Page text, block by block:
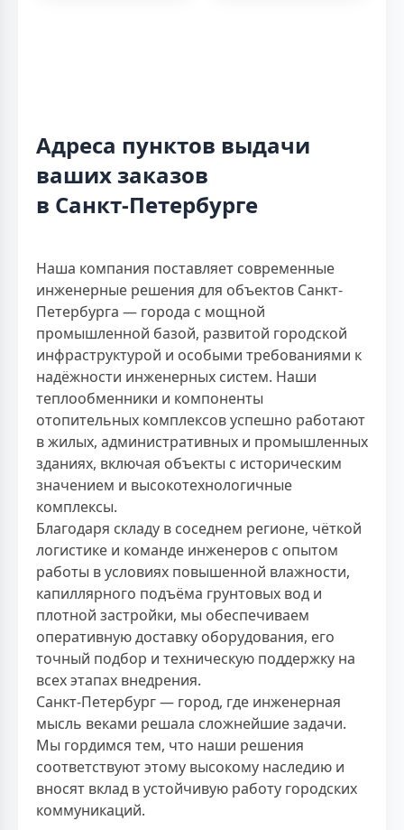
Адреса пунктов выдачи
ваших заказов
в Санкт-Петербурге
Наша компания поставляет современные
инженерные решения для объектов Санкт-
Петербурга — города с мощной
промышленной базой, развитой городской
инфраструктурой и особыми требованиями к
надёжности инженерных систем. Наши
теплообменники и компоненты
отопительных комплексов успешно работают
в жилых, административных и промышленных
зданиях, включая объекты с историческим
значением и высокотехнологичные
комплексы.
Благодаря складу в соседнем регионе, чёткой
логистике и команде инженеров с опытом
работы в условиях повышенной влажности,
капиллярного подъёма грунтовых вод и
плотной застройки, мы обеспечиваем
оперативную доставку оборудования, его
точный подбор и техническую поддержку на
всех этапах внедрения.
Санкт-Петербург — город, где инженерная
мысль веками решала сложнейшие задачи.
Мы гордимся тем, что наши решения
соответствуют этому высокому наследию и
вносят вклад в устойчивую работу городских
коммуникаций.